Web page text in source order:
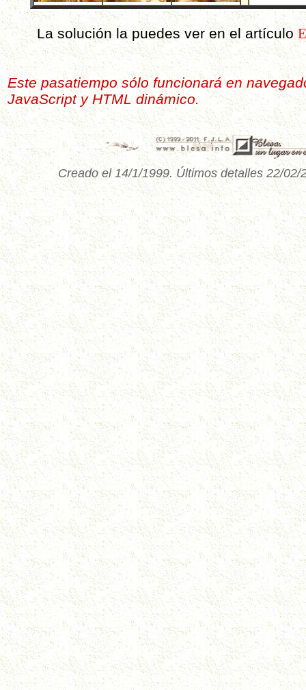
La solución la puedes ver en el artículo
Este pasatiempo sólo funcionará en
JavaScript y HTML dinámico.
Creado el 14/1/1999. Últimos detalles 22/